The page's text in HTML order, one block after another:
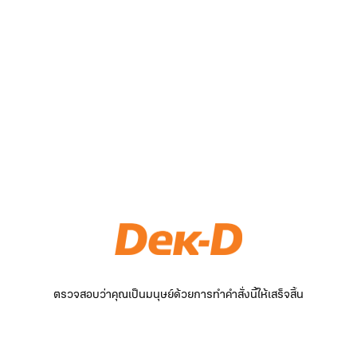
ตรวจสอบว่าคุณเป็นมนุษย์ด้วยการทำคำสั่งนี้ให้เสร็จสิ้น